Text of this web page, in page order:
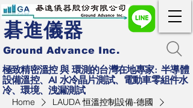
碁進儀器
極致精密溫控 與 環測的台灣在地專家: 半導體
設備溫控、AI 水冷晶片測試、電動車零組件水
冷、環境、洩漏測試
Ground Advance Inc.
Home
LAUDA 恒溫控制設備-德國